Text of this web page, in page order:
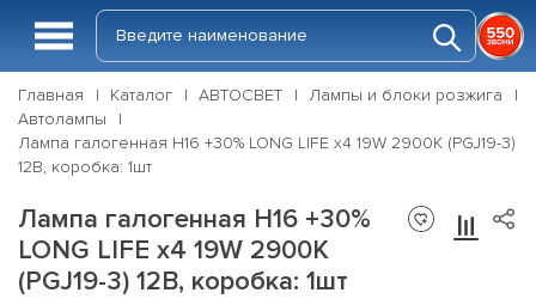
Главная Каталог АВТОСВЕТ
Лампы и блоки розжига
Автолампы
Лампа галогенная H16 +30% LONG LIFE x4 19W 2900К (PGJ19-3)
12В, коробка: 1шт
Лампа галогенная H16 +30%
LONG LIFE x4 19W 2900К
(PGJ19-3) 12В, коробка: 1шт